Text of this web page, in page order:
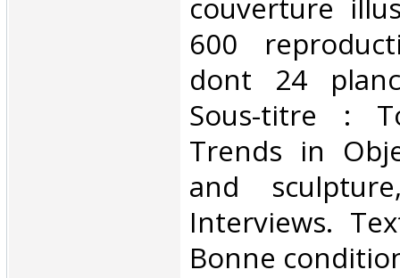
couverture
600
dont 24
Sous-titre :
Trends in
and
Interviews.
Bonne